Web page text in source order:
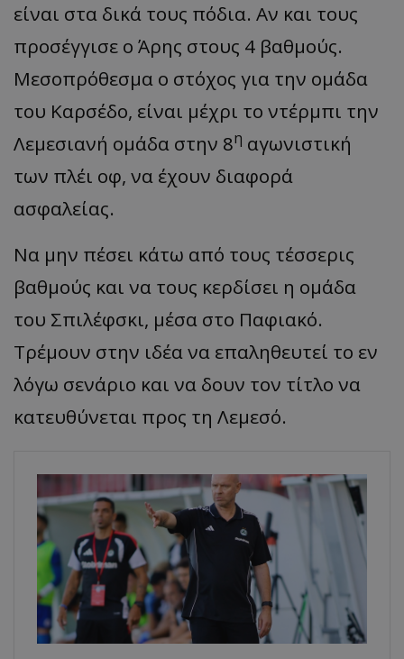
είναι στα δικά τους πόδια. Αν και τους
προσέγγισε ο Άρης στους 4 βαθμούς.
Μεσοπρόθεσμα ο στόχος για την ομάδα
του Καρσέδο, είναι μέχρι το ντέρμπι την
Λεμεσιανή ομάδα στην 8η αγωνιστική
των πλέι οφ, να έχουν διαφορά
ασφαλείας.
Να μην πέσει κάτω από τους τέσσερις
βαθμούς και να τους κερδίσει η ομάδα
του Σπιλέφσκι, μέσα στο Παφιακό.
Τρέμουν στην ιδέα να επαληθευτεί το εν
λόγω σενάριο και να δουν τον τίτλο να
κατευθύνεται προς τη Λεμεσό.